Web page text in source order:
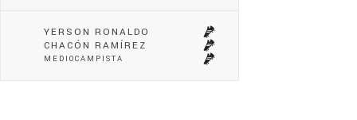
YERSON RONALDO
CHACÓN RAMÍREZ
MEDIOCAMPISTA